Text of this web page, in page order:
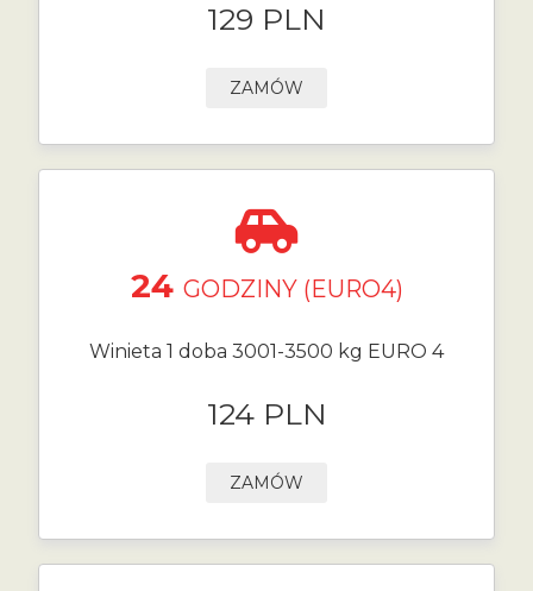
129 PLN
ZAMÓW
24 GODZINY (EURO4)
Winieta 1 doba 3001-3500 kg EURO 4
124 PLN
ZAMÓW